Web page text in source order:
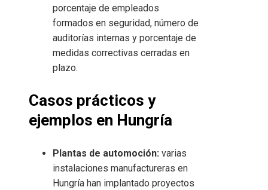
porcentaje de empleados
formados en seguridad, número de
auditorías internas y porcentaje de
medidas correctivas cerradas en
plazo.
Casos prácticos y
ejemplos en Hungría
Plantas de automoción: varias
instalaciones manufactureras en
Hungría han implantado proyectos